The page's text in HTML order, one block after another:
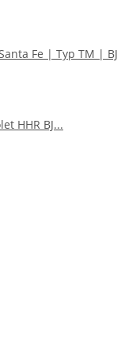
Fe | Typ TM | BJ